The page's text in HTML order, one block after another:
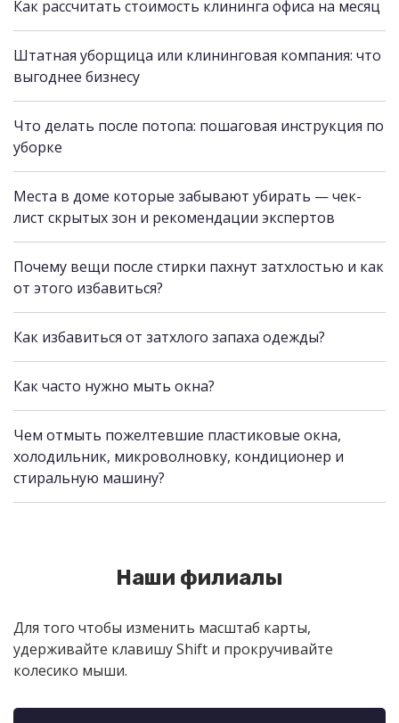
Как рассчитать стоимость клининга офиса на месяц
Штатная уборщица или клининговая компания: что
выгоднее бизнесу
Что делать после потопа: пошаговая инструкция по
уборке
Места в доме которые забывают убирать — чек-
лист скрытых зон и рекомендации экспертов
Почему вещи после стирки пахнут затхлостью и как
от этого избавиться?
Как избавиться от затхлого запаха одежды?
Как часто нужно мыть окна?
Чем отмыть пожелтевшие пластиковые окна,
холодильник, микроволновку, кондиционер и
стиральную машину?
Наши филиалы
Для того чтобы изменить масштаб карты,
удерживайте клавишу Shift и прокручивайте
колесико мыши.